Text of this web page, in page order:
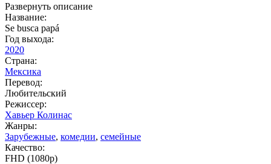
Развернуть описание
Название:
Se busca papá
Год выхода:
2020
Страна:
Мексика
Перевод:
Любительский
Режиссер:
Хавьер Колинас
Жанры:
Зарубежные, комедии, семейные
Качество:
FHD (1080p)